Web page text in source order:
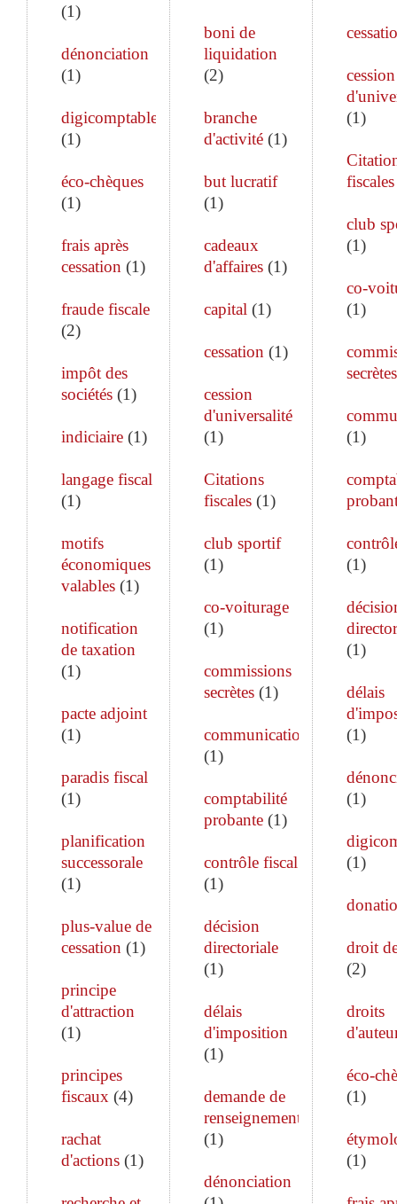
(1)
dénonciation
(1)
digicomptable
(1)
éco-chèques
(1)
frais après
cessation (1)
fraude fiscale
(2)
impôt des
sociétés (1)
indiciaire (1)
langage fiscal
(1)
motifs
économiques
valables (1)
notification
de taxation
(1)
pacte adjoint
(1)
paradis fiscal
(1)
planification
successorale
(1)
plus-value de
cessation (1)
principe
d'attraction
(1)
principes
fiscaux (4)
rachat
d'actions (1)
boni de
liquidation
(2)
branche
d'activité(1)
but lucratif
(1)
cadeaux
d'affaires(1)
capital (1)
cessation (1)
cession
d'universalité
(1)
Citations
fiscales(1)
club sportif
(1)
co-voiturage
(1)
commissions
secrètes(1)
communication
(1)
comptabilité
probante(1)
contrôle fiscal
(1)
décision
directoriale
(1)
délais
d'imposition
(1)
demande de
renseignements
(1)
dénonciation
cession
(1)
fiscales
club
(1)
co-
(1)
secrètes
(1)
(1)
(1)
délais
(1)
(1)
(1)
droit
(2)
droits
éco-
(1)
(1)